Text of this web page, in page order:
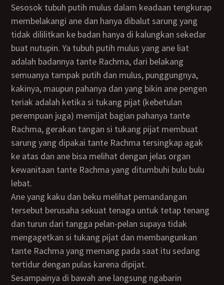
Sesosok tubuh putih mulus dalam keadaan tengkurap
membelakangi ane dan hanya dibalut sarung yang
tidak dililitkan ke badan hanya di kalungkan sekedar
buat nutupin. Ya tubuh putih mulus yang ane liat
adalah badannya tante Rachma, dari belakang
semuanya tampak putih dan mulus, punggungnya,
kakinya, maupun pahanya dan yang bikin ane pengen
teriak adalah ketika si tukang pijat (kebetulan
perempuan juga) memijat bagian pahanya tante
Rachma, gerakan tangan si tukang pijat membuat
sarung yang dipakai tante Rachma tersingkap agak
ke atas dan ane bisa melihat dengan jelas organ
kewanitaan tante Rachma yang ditumbuhi bulu bulu
lebat.
Ane yang kaku dan beku melihat pemandangan
tersebut berusaha sekuat tenaga untuk tetap tenang
dan turun dari tangga pelan-pelan supaya tidak
mengagetkan si tukang pijat dan membangunkan
tante Rachma yang memang pada saat itu sedang
tertidur dengan pulas karena dipijat.
Sesampainya di bawah ane langsung ngabarin